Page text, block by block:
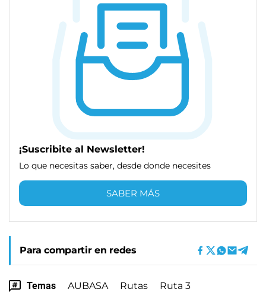
¡Suscribite al Newsletter!
Lo que necesitas saber, desde donde necesites
SABER MÁS
Para compartir en redes
Temas AUBASA Rutas Ruta 3